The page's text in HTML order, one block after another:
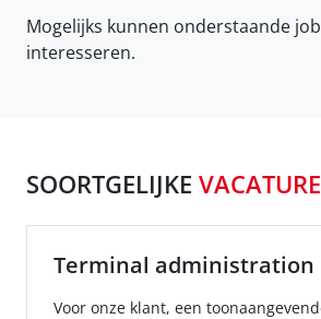
Mogelijks kunnen onderstaande
interesseren.
SOORTGELIJKE
Terminal administration
Voor onze klant, een